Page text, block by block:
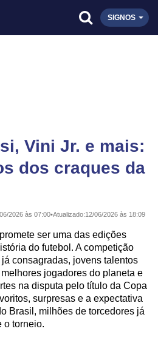
SIGNOS
Vini Jr. e mais:
dos craques da
2026 às 07:00•Atualizado:12/06/2026 às 18:09
ser uma das edições
do futebol. A competição
consagradas, jovens talentos
jogadores do planeta e
na disputa pelo título da Copa
surpresas e a expectativa
Brasil, milhões de torcedores já
o torneio.